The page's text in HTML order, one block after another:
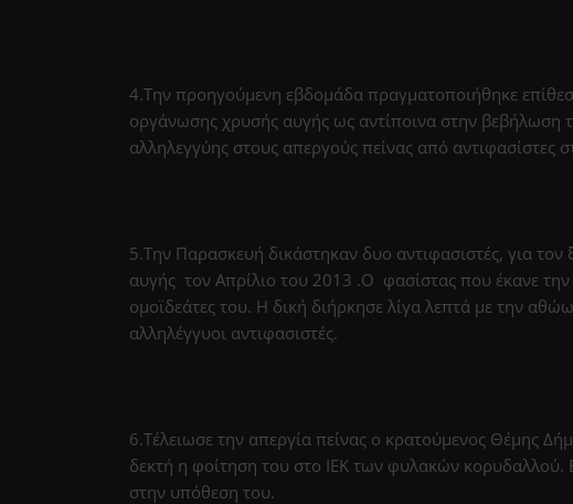
4.Την προηγούμενη εβδομάδα πραγματοποιήθηκε
οργάνωσης χρυσής αυγής ως αντίποινα στην βεβήλωση
αλληλεγγύης στους απεργούς πείνας από αντιφασίστες
5.Την Παρασκευή δικάστηκαν δυο αντιφασιστές, για
αυγής τον Απρίλιο του 2013 .Ο φασίστας που έκανε
ομοϊδεάτες του. Η δική διήρκησε λίγα λεπτά με την
αλληλέγγυοι αντιφασιστές.
6.Τέλειωσε την απεργία πείνας ο κρατούμενος Θέμης
δεκτή η φοίτηση του στο ΙΕΚ των φυλακών
στην υπόθεση του.